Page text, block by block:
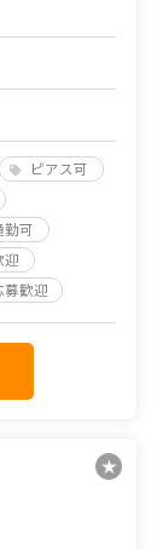
ピアス可
勤可
迎
募歓迎